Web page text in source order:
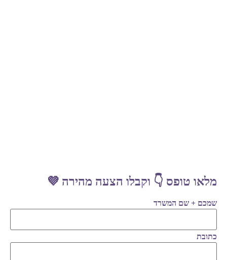
מלאו טופס 👇 וקבלו הצעה מהירה 💜
שמכם + שם המשרד
כתובת